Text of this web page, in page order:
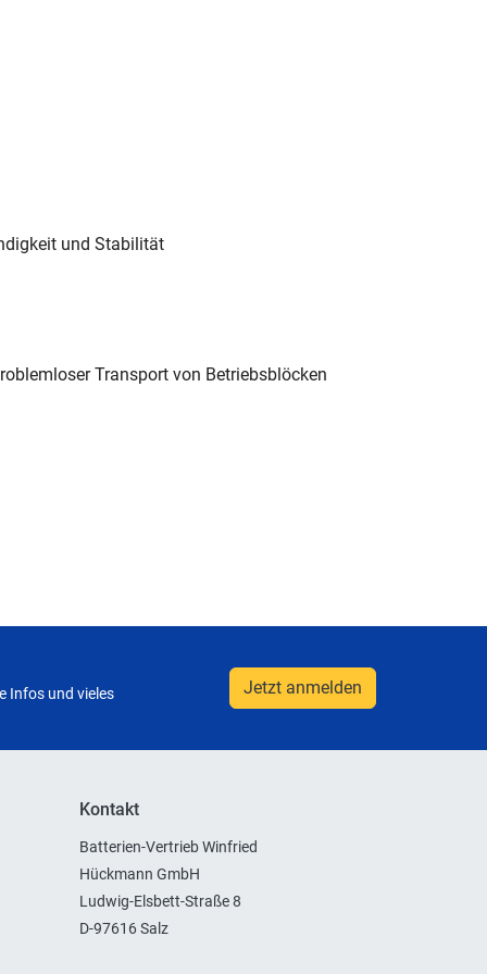
und Stabilität
Transport von Betriebsblöcken
Infos und vieles
Jetzt anmelden
Kontakt
Batterien-Vertrieb Winfried
Hückmann GmbH
Ludwig-Elsbett-Straße 8
D-97616 Salz